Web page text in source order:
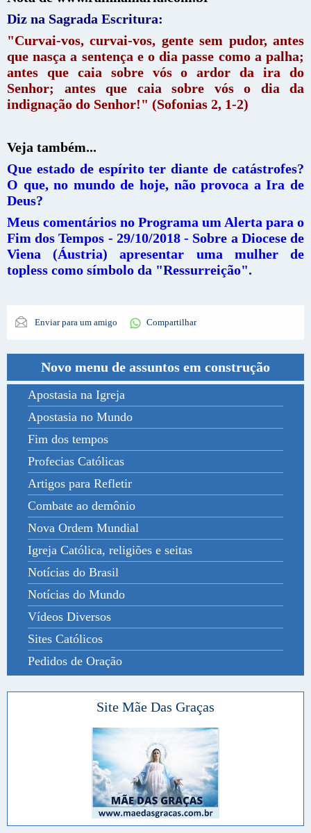
Diz na Sagrada Escritura:
"Curvai-vos, curvai-vos, gente sem pudor, antes
que nasça a sentença e o dia passe como a palha;
antes que caia sobre vós o ardor da ira do
Senhor; antes que caia sobre vós o dia da
indignação do Senhor!" (Sofonias 2, 1-2)
Veja também...
Que estado de espírito ter diante de catástrofes?
O que, no mundo de hoje, não provoca a Ira de
Deus?
Meus comentários no Programa um Alerta para o
Fim dos Tempos - 29/10/2018 - Sobre a Diocese de
Viena (Áustria) apresentar uma mulher de
topless como símbolo da "Ressurreição".
Enviar para um amigo Compartilhar
Novo menu de assuntos em construção
Apostasia na Igreja
Apostasia no Mundo
Fim dos tempos
Profecias Católicas
Artigos para Refletir
Combate ao demônio
Nova Ordem Mundial
Igreja Católica, religiões e seitas
Notícias do Brasil
Notícias do Mundo
Vídeos Diversos
Sites Católicos
Pedidos de Oração
Site Mãe Das Graças